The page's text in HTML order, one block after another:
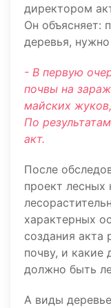
директором
Он объясняет:
деревья,
- В первую
почвы на
майских жуков,
По
акт.
После
проект лесных
характерных
создания акта
почву, и какие
должно быть
А виды